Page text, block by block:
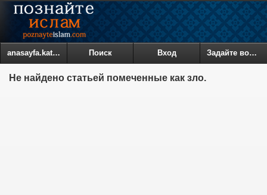
anasayfa.kategoriler Поиск Вход Задайте вопрос
Не найдено статьей помеченные как зло.